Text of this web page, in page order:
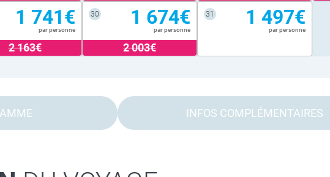
1 741€
par personne
2 163€
30 1 674€
par personne
2 003€
31 1 497€
par personne
INFOS COMPLÉMENTAIRES